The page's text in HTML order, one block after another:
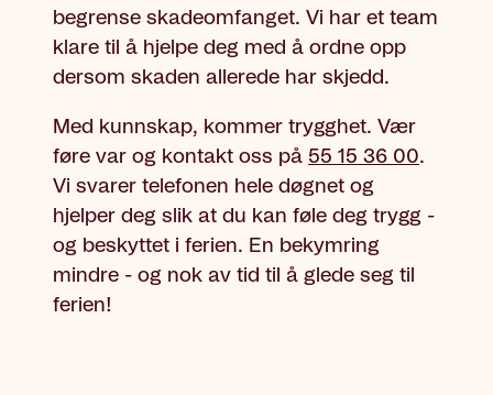
begrense skadeomfanget. Vi har et team
klare til å hjelpe deg med å ordne opp
dersom skaden allerede har skjedd.
Med kunnskap, kommer trygghet. Vær
føre var og kontakt oss på 55 15 36 00.
Vi svarer telefonen hele døgnet og
hjelper deg slik at du kan føle deg trygg -
og beskyttet i ferien. En bekymring
mindre - og nok av tid til å glede seg til
ferien!